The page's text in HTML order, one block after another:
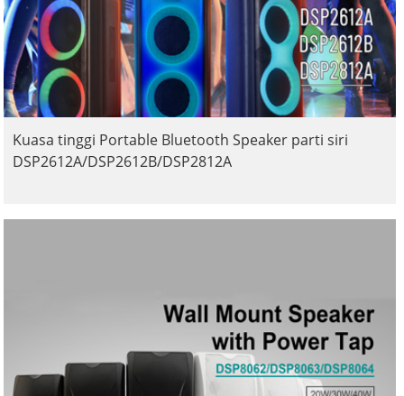
Kuasa tinggi Portable Bluetooth Speaker parti siri
DSP2612A/DSP2612B/DSP2812A